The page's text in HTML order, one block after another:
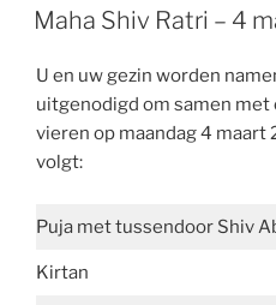
OP
Maha Shiv Ratri – 4
U en uw gezin worden
uitgenodigd om samen met
vieren op maandag 4 maart
volgt:
Puja met tussendoor Shiv
Kirtan